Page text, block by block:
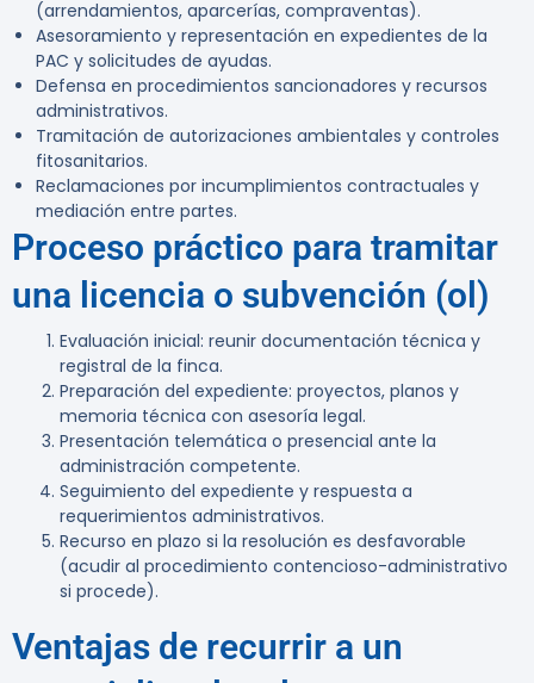
(arrendamientos, aparcerías, compraventas).
Asesoramiento y representación en expedientes de la
PAC y solicitudes de ayudas.
Defensa en procedimientos sancionadores y recursos
administrativos.
Tramitación de autorizaciones ambientales y controles
fitosanitarios.
Reclamaciones por incumplimientos contractuales y
mediación entre partes.
Proceso práctico para tramitar
una licencia o subvención (ol)
Evaluación inicial: reunir documentación técnica y
registral de la finca.
Preparación del expediente: proyectos, planos y
memoria técnica con asesoría legal.
Presentación telemática o presencial ante la
administración competente.
Seguimiento del expediente y respuesta a
requerimientos administrativos.
Recurso en plazo si la resolución es desfavorable
(acudir al procedimiento contencioso-administrativo
si procede).
Ventajas de recurrir a un